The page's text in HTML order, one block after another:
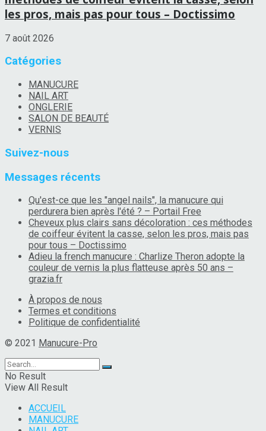
les pros, mais pas pour tous – Doctissimo
7 août 2026
Catégories
MANUCURE
NAIL ART
ONGLERIE
SALON DE BEAUTÉ
VERNIS
Suivez-nous
Messages récents
Qu'est-ce que les "angel nails", la manucure qui
perdurera bien après l'été ? – Portail Free
Cheveux plus clairs sans décoloration : ces méthodes
de coiffeur évitent la casse, selon les pros, mais pas
pour tous – Doctissimo
Adieu la french manucure : Charlize Theron adopte la
couleur de vernis la plus flatteuse après 50 ans –
grazia.fr
À propos de nous
Termes et conditions
Politique de confidentialité
© 2021 Manucure-Pro
No Result
View All Result
ACCUEIL
MANUCURE